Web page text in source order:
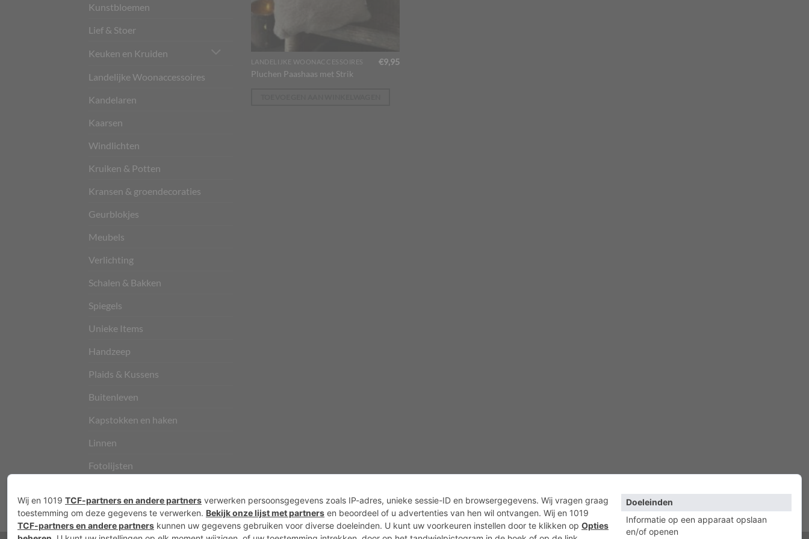
Kunstbloemen
Lief & Stoer
Keuken en Kruiden
Landelijke Woonaccessoires
Kandelaren
Kaarsen
Windlichten
Kruiken & Potten
Kransen & groendecoraties
Geurblokjes
Meubels
Verlichting
Schalen & Bakken
Spiegels
Unieke Items
Handzeep
Plaids & Kussens
Buitenleven
Kapstokken en haken
Linnen
Fotolijsten
LANDELIJKE WOONACCESSOIRES
Pluchen Paashaas met Strik
€9,95